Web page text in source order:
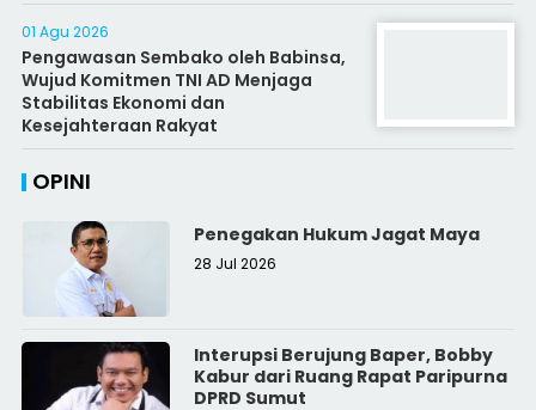
01 Agu 2026
Pengawasan Sembako oleh Babinsa,
Wujud Komitmen TNI AD Menjaga
Stabilitas Ekonomi dan
Kesejahteraan Rakyat
OPINI
Penegakan Hukum Jagat Maya
28 Jul 2026
Interupsi Berujung Baper, Bobby
Kabur dari Ruang Rapat Paripurna
DPRD Sumut